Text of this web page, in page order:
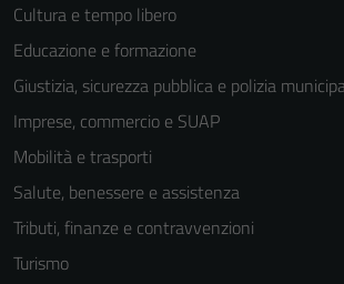
Cultura e tempo libero
Educazione e formazione
Giustizia, sicurezza pubblica e polizia
Imprese, commercio e SUAP
Mobilità e trasporti
Salute, benessere e assistenza
Tributi, finanze e contravvenzioni
Turismo